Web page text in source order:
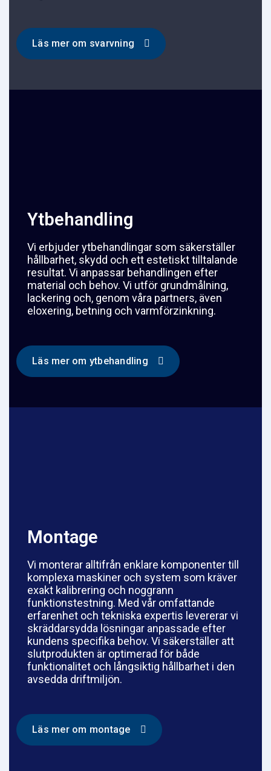
Läs mer om svarvning
Ytbehandling
Vi erbjuder ytbehandlingar som säkerställer
hållbarhet, skydd och ett estetiskt tilltalande
resultat. Vi anpassar behandlingen efter
material och behov. Vi utför grundmålning,
lackering och, genom våra partners, även
eloxering, betning och varmförzinkning.
Läs mer om ytbehandling
Montage
Vi monterar alltifrån enklare komponenter till
komplexa maskiner och system som kräver
exakt kalibrering och noggrann
funktionstestning. Med vår omfattande
erfarenhet och tekniska expertis levererar vi
skräddarsydda lösningar anpassade efter
kundens specifika behov. Vi säkerställer att
slutprodukten är optimerad för både
funktionalitet och långsiktig hållbarhet i den
avsedda driftmiljön.
Läs mer om montage